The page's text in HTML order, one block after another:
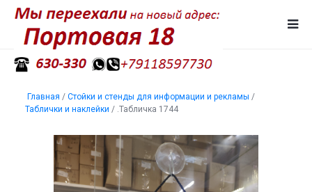
Главная / Стойки и стенды для информации и рекламы /
Таблички и наклейки / .Табличка 1744